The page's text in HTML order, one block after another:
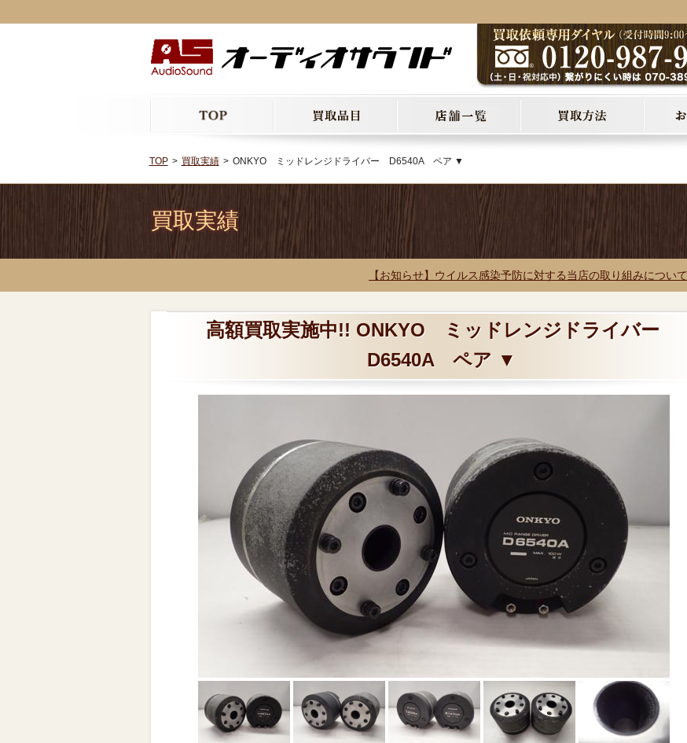
TOP 買取実績 ONKYO ミッドレンジドライバー D6540A ペア ▼
買取実績
【お知らせ】ウイルス感染予防に対する当店の取り組みについて
高額買取実施中!! ONKYO ミッドレンジドライバー
D6540A ペア ▼